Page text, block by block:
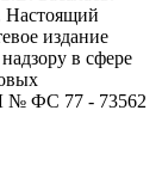
Настоящий
издание
в сфере
№ ФС 77 - 73562